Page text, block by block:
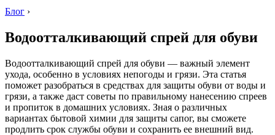
Блог ›
Водоотталкивающий спрей для обуви
Водоотталкивающий спрей для обуви — важный элемент
ухода, особенно в условиях непогоды и грязи. Эта статья
поможет разобраться в средствах для защиты обуви от воды и
грязи, а также даст советы по правильному нанесению спреев
и пропиток в домашних условиях. Зная о различных
вариантах бытовой химии для защиты сапог, вы сможете
продлить срок службы обуви и сохранить ее внешний вид.